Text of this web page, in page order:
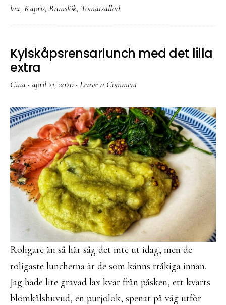
lax, Kapris, Ramslök, Tomatsallad
Kylskåpsrensarlunch med det lilla
extra
Cina · april 21, 2020 · Leave a Comment
Roligare än så här såg det inte ut idag, men de
roligaste luncherna är de som känns tråkiga innan.
Jag hade lite gravad lax kvar från påsken, ett kvarts
blomkålshuvud, en purjolök, spenat på väg utför